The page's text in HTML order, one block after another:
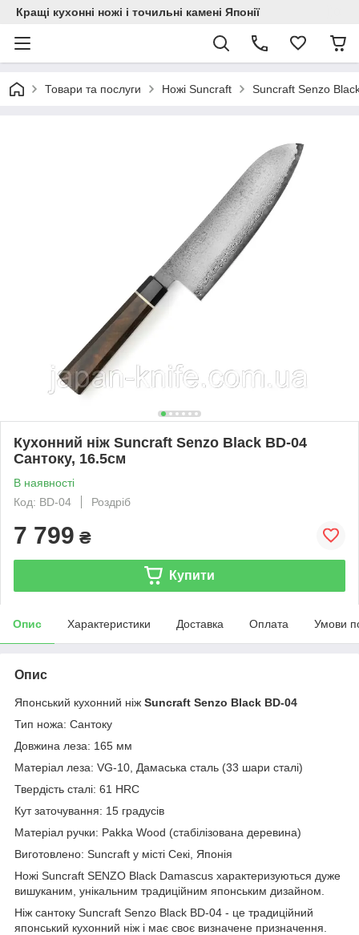
Кращі кухонні ножі і точильні камені Японії
Товари та послуги Ножі Suncraft Suncraft Senzo
Кухонний ніж Suncraft Senzo Black BD-04
Сантоку, 16.5см
В наявності
Код: BD-04
Роздріб
7 799 ₴
Купити
Опис Характеристики Доставка Оплата Умови
Опис
Японський кухонний ніж Suncraft Senzo Black BD-04
Тип ножа: Сантоку
Довжина леза: 165 мм
Матеріал леза: VG-10, Дамаська сталь (33 шари сталі)
Твердість сталі: 61 HRC
Кут заточування: 15 градусів
Матеріал ручки: Pakka Wood (стабілізована деревина)
Виготовлено: Suncraft у місті Секі, Японія
Ножі Suncraft SENZO Black Damascus характеризуються дуже
вишуканим, унікальним традиційним японським дизайном.
Ніж сантоку Suncraft Senzo Black BD-04 - це традиційний
японський кухонний ніж і має своє визначене призначення.